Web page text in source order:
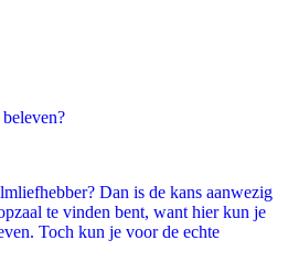
Dan is de kans aanwezig
te vinden bent, want hier kun je
Toch kun je voor de echte